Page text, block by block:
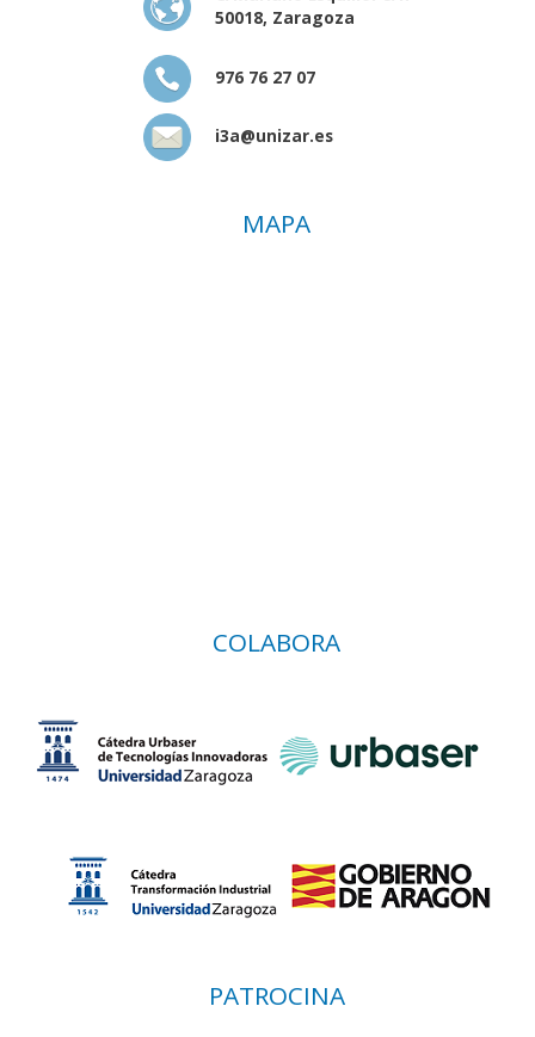
50018, Zaragoza
976 76 27 07
i3a@unizar.es
MAPA
COLABORA
PATROCINA